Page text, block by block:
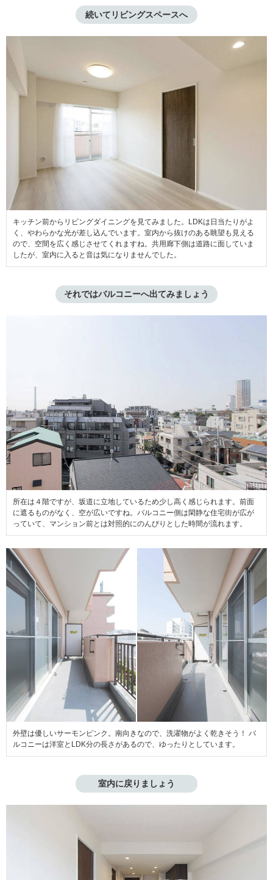
続いてリビングスペースへ
キッチン前からリビングダイニングを見てみました。LDKは日当たりがよ
く、やわらかな光が差し込んでいます。室内から抜けのある眺望も見える
ので、空間を広く感じさせてくれますね。共用廊下側は道路に面していま
したが、室内に入ると音は気になりませんでした。
それではバルコニーへ出てみましょう
所在は４階ですが、坂道に立地しているため少し高く感じられます。前面
に遮るものがなく、空が広いですね。バルコニー側は閑静な住宅街が広が
っていて、マンション前とは対照的にのんびりとした時間が流れます。
外壁は優しいサーモンピンク。南向きなので、洗濯物がよく乾きそう！ バ
ルコニーは洋室とLDK分の長さがあるので、ゆったりとしています。
室内に戻りましょう